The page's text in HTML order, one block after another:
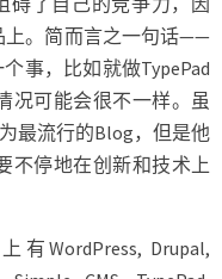
上。简而言之一句话——
事，比如就做TypePad
况可能会很不一样。虽
最流行的Blog，但是他
不停地在创新和技术上
WordPress, Drupal,